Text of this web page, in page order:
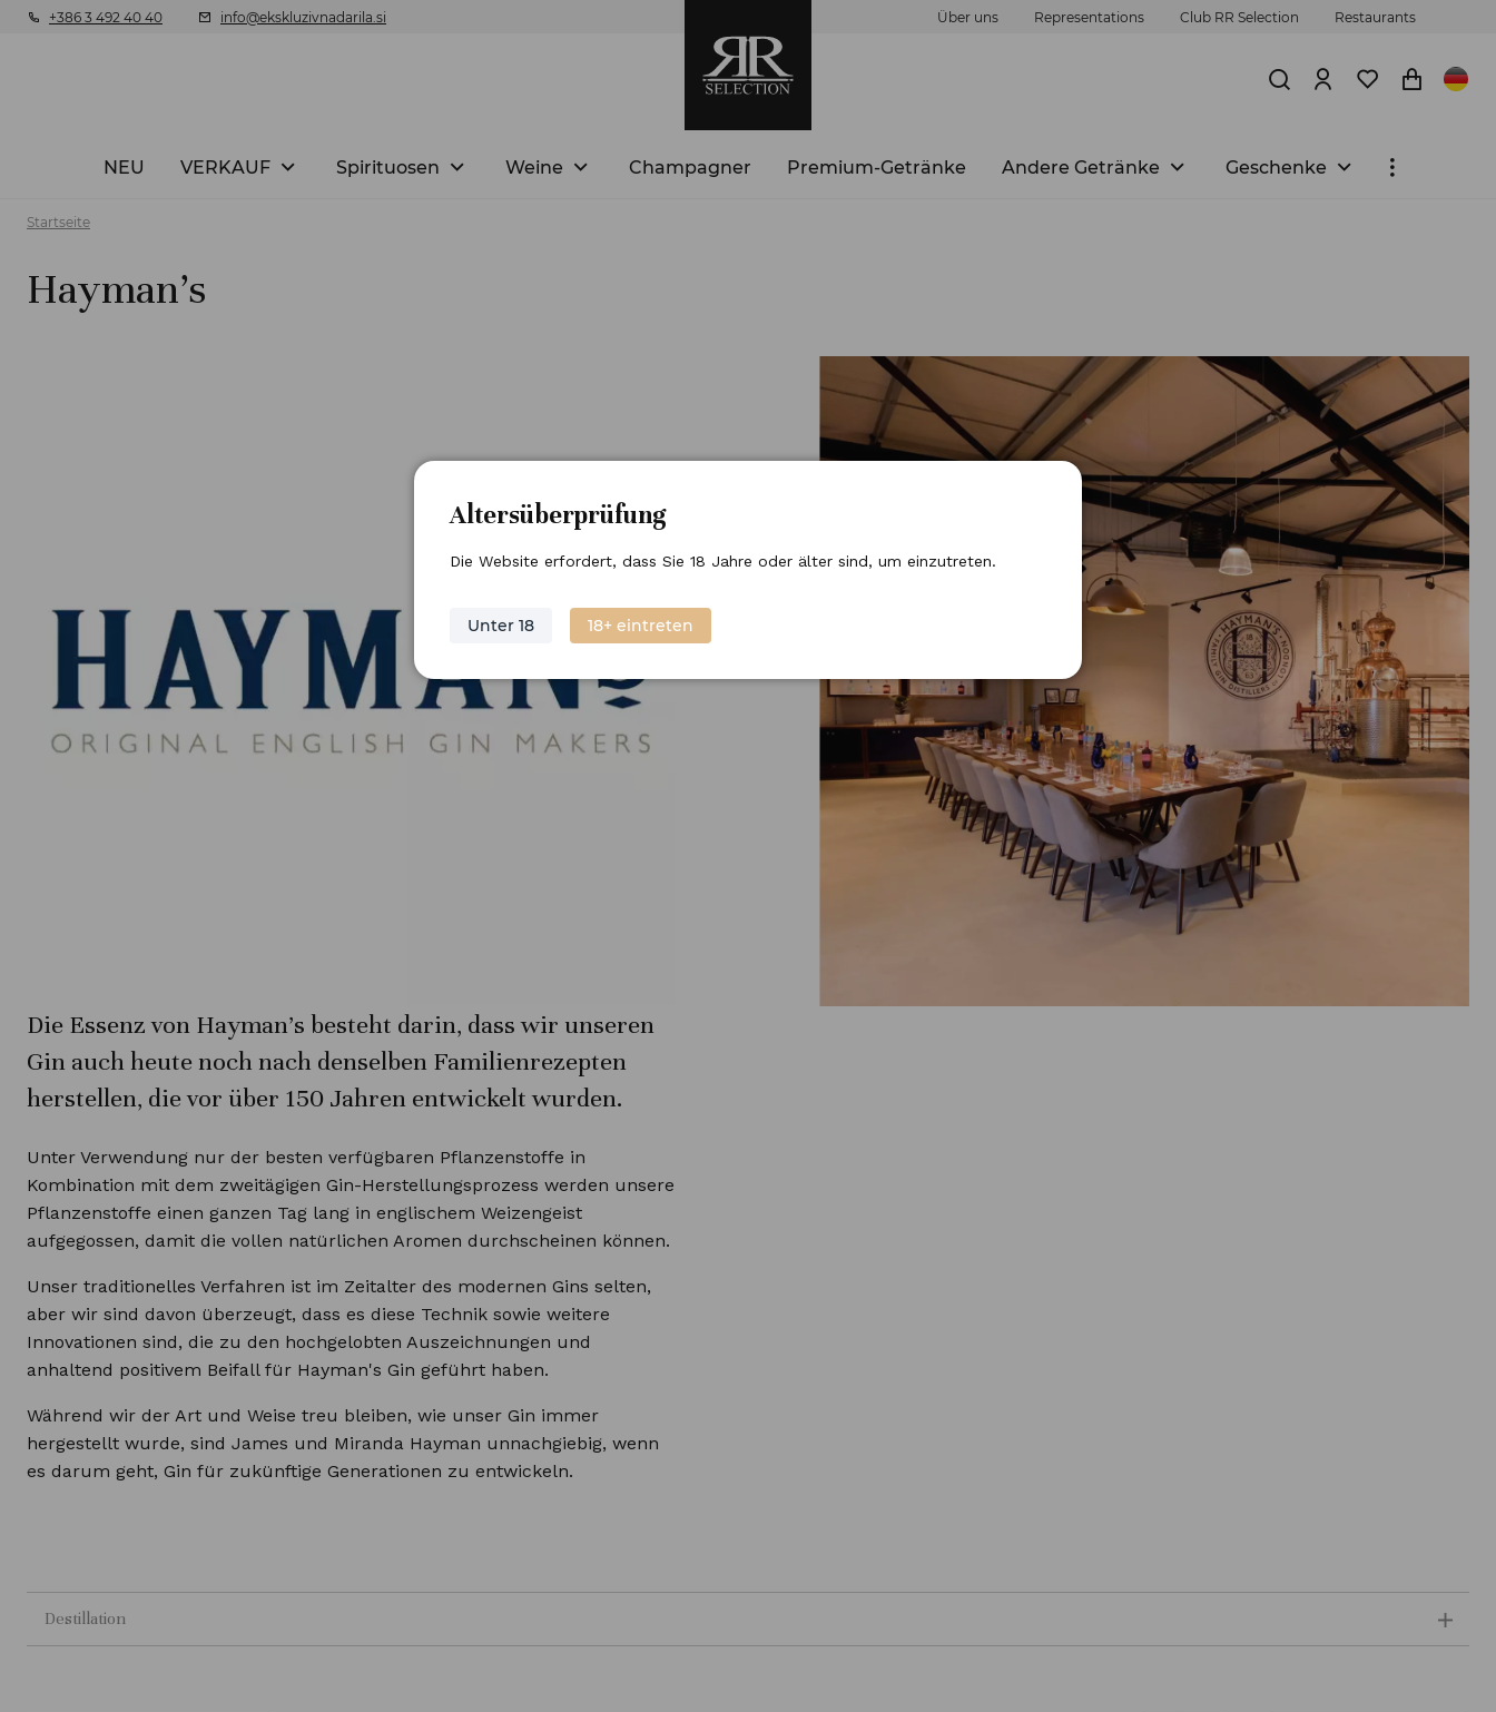
+386 3 492 40 40 info@ekskluzivnadarila.si Über uns Representations Club RR Selection Restaurants
NEU VERKAUF Spirituosen Weine Champagner Premium-Getränke Andere Getränke Geschenke
Startseite
Hayman's
Die Essenz von Hayman's besteht darin, dass wir unseren
Gin auch heute noch nach denselben Familienrezepten
herstellen, die vor über 150 Jahren entwickelt wurden.
Unter Verwendung nur der besten verfügbaren Pflanzenstoffe in
Kombination mit dem zweitägigen Gin-Herstellungsprozess werden unsere
Pflanzenstoffe einen ganzen Tag lang in englischem Weizengeist
aufgegossen, damit die vollen natürlichen Aromen durchscheinen können.
Unser traditionelles Verfahren ist im Zeitalter des modernen Gins selten,
aber wir sind davon überzeugt, dass es diese Technik sowie weitere
Innovationen sind, die zu den hochgelobten Auszeichnungen und
anhaltend positivem Beifall für Hayman's Gin geführt haben.
Während wir der Art und Weise treu bleiben, wie unser Gin immer
hergestellt wurde, sind James und Miranda Hayman unnachgiebig, wenn
es darum geht, Gin für zukünftige Generationen zu entwickeln.
Destillation
Altersüberprüfung
Die Website erfordert, dass Sie 18 Jahre oder älter sind, um einzutreten.
Unter 18 18+ eintreten